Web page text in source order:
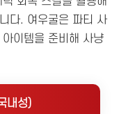
다. 여우굴은 파티 사
이템을 준비해 사냥
내성)